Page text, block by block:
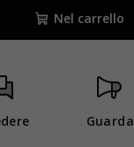
Nel carrello
Guarda